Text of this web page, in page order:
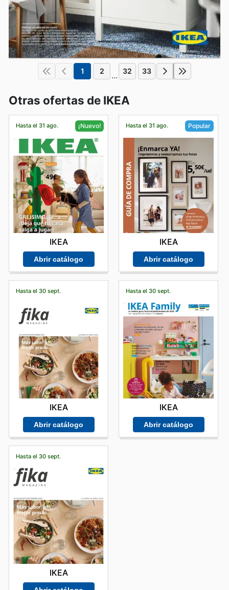
1 2 ... 32 33
Otras ofertas de IKEA
Hasta el 31 ago. ¡Nuevo!
IKEA
Abrir catálogo
Hasta el 31 ago. Popular
IKEA
Abrir catálogo
Hasta el 30 sept.
IKEA
Abrir catálogo
Hasta el 30 sept.
IKEA
Abrir catálogo
Hasta el 30 sept.
IKEA